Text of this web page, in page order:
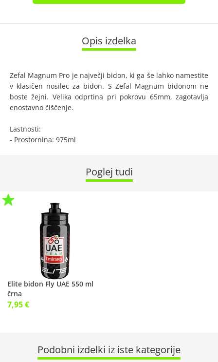
Opis izdelka
Zefal Magnum Pro je največji bidon, ki ga še lahko namestite
v klasičen nosilec za bidon. S Zefal Magnum bidonom ne
boste žejni. Velika odprtina pri pokrovu 65mm, zagotavlja
enostavno čiščenje.
Lastnosti:
- Prostornina: 975ml
Poglej tudi
Elite bidon Fly UAE 550 ml
črna
7,95 €
Podobni izdelki iz iste kategorije